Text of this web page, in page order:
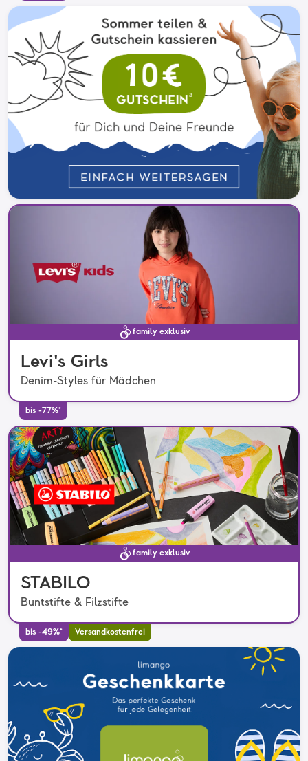
family exklusiv
Levi's Girls
Denim-Styles für Mädchen
bis -77%*
family exklusiv
STABILO
Buntstifte & Filzstifte
bis -49%* Versandkostenfrei